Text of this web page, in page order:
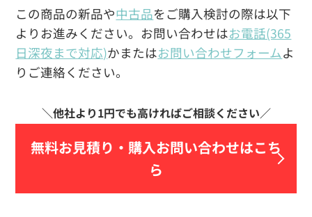
この商品の新品や中古品をご購入検討の際は以下
よりお進みください。お問い合わせはお電話(365
日深夜まで対応)かまたはお問い合わせフォームよ
りご連絡ください。
無料お見積り・ 購入お問い合わせはこち
ら